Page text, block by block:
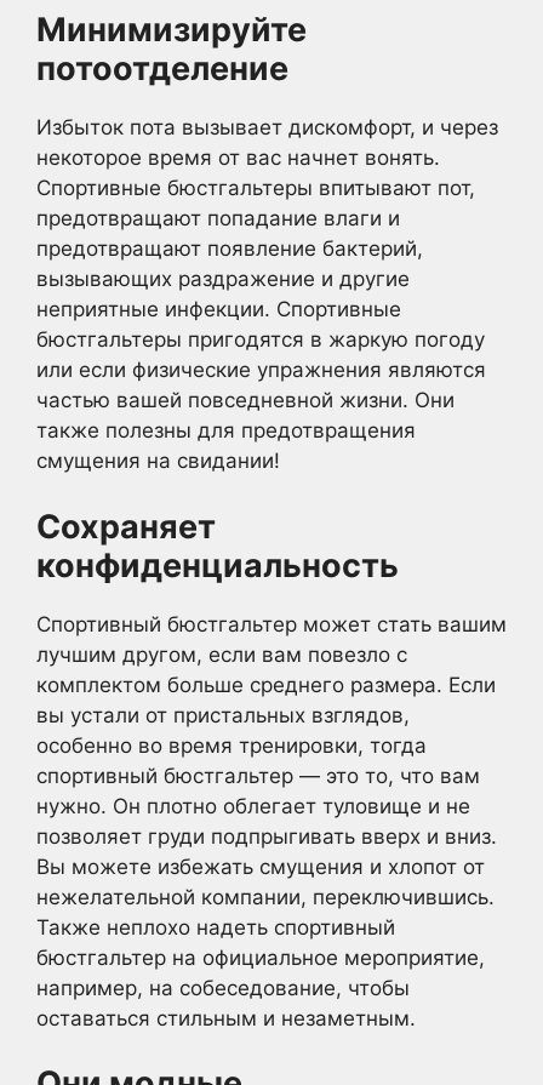
Минимизируйте
потоотделение
Избыток пота вызывает дискомфорт, и через
некоторое время от вас начнет вонять.
Спортивные бюстгальтеры впитывают пот,
предотвращают попадание влаги и
предотвращают появление бактерий,
вызывающих раздражение и другие
неприятные инфекции. Спортивные
бюстгальтеры пригодятся в жаркую погоду
или если физические упражнения являются
частью вашей повседневной жизни. Они
также полезны для предотвращения
смущения на свидании!
Сохраняет
конфиденциальность
Спортивный бюстгальтер может стать вашим
лучшим другом, если вам повезло с
комплектом больше среднего размера. Если
вы устали от пристальных взглядов,
особенно во время тренировки, тогда
спортивный бюстгальтер — это то, что вам
нужно. Он плотно облегает туловище и не
позволяет груди подпрыгивать вверх и вниз.
Вы можете избежать смущения и хлопот от
нежелательной компании, переключившись.
Также неплохо надеть спортивный
бюстгальтер на официальное мероприятие,
например, на собеседование, чтобы
оставаться стильным и незаметным.